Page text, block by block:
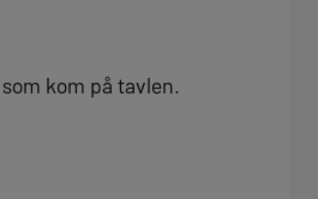
kom på tavlen.